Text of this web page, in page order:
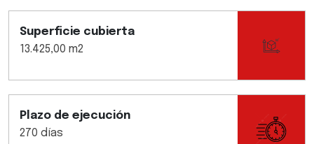
Superficie cubierta
13.425,00 m2
Plazo de ejecución
270 días